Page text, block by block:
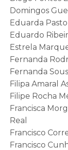
Domingos
Eduarda
Eduardo
Estrela
Fernanda
Fernanda
Filipa Amaral
Filipe Rocha
Francisca
Real
Francisco
Francisco